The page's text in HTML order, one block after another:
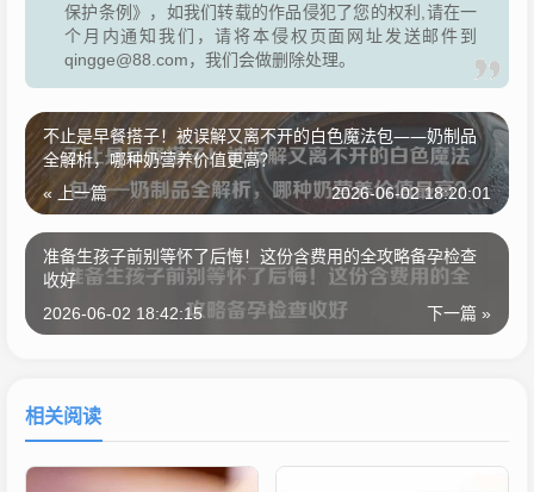
保护条例》，如我们转载的作品侵犯了您的权利,请在一
个月内通知我们，请将本侵权页面网址发送邮件到
qingge@88.com，我们会做删除处理。
不止是早餐搭子！被误解又离不开的白色魔法包——奶制品
全解析，哪种奶营养价值更高？
« 上一篇 2026-06-02 18:20:01
准备生孩子前别等怀了后悔！这份含费用的全攻略备孕检查
收好
下一篇 »
2026-06-02 18:42:15
相关阅读